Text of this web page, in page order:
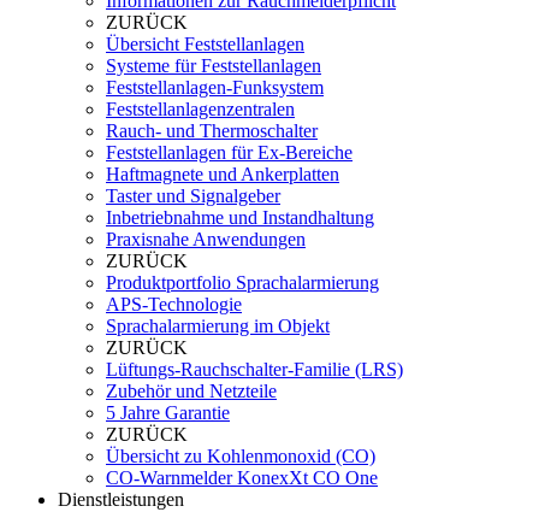
ZURÜCK
Übersicht Feststellanlagen
Systeme für Feststellanlagen
Feststellanlagen-Funksystem
Feststellanlagenzentralen
Rauch- und Thermoschalter
Feststellanlagen für Ex-Bereiche
Haftmagnete und Ankerplatten
Taster und Signalgeber
Inbetriebnahme und Instandhaltung
Praxisnahe Anwendungen
ZURÜCK
Produktportfolio Sprachalarmierung
APS-Technologie
Sprachalarmierung im Objekt
ZURÜCK
Lüftungs-Rauchschalter-Familie (LRS)
Zubehör und Netzteile
5 Jahre Garantie
ZURÜCK
Übersicht zu Kohlenmonoxid (CO)
CO-Warnmelder KonexXt CO One
Dienstleistungen